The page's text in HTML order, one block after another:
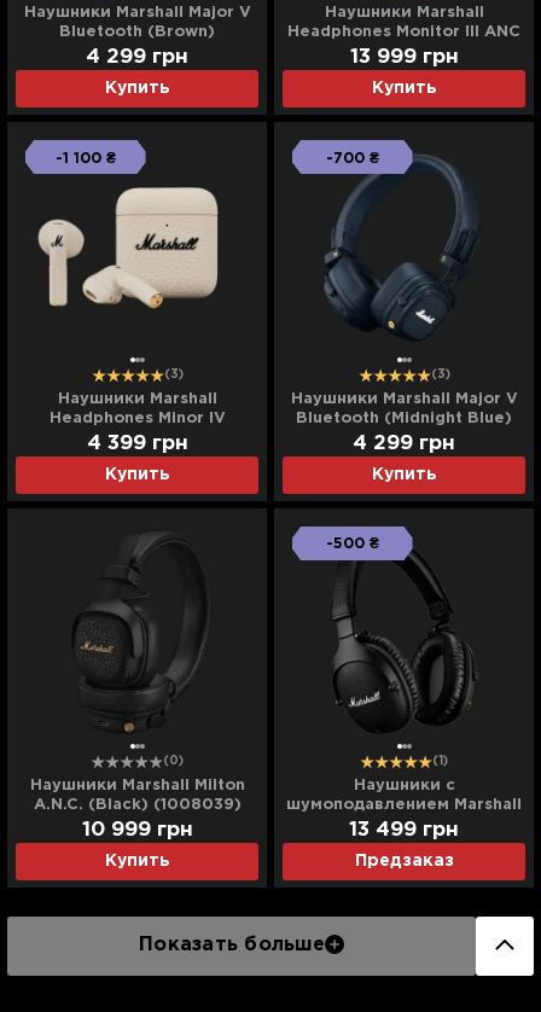
Наушники Marshall Major V
Bluetooth (Brown)
Купить
4 299 грн
Наушники Marshall
Headphones Monitor III ANC
(Black)
Купить
13 999 грн
-1 100 ₴
(3)
Наушники Marshall
Headphones Minor IV
(Cream)
Купить
4 399 грн
-700 ₴
(3)
Наушники Marshall Major V
Bluetooth (Midnight Blue)
Купить
4 299 грн
(0)
Наушники Marshall Milton
A.N.C. (Black) (1008039)
Купить
10 999 грн
-500 ₴
(1)
Наушники с
шумоподавлением Marshall
Monitor II A.N.C.
Предзаказ
13 499 грн
Показать больше